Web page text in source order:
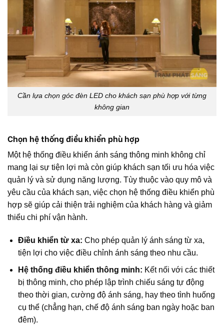
Cần lựa chọn góc đèn LED cho khách sạn phù hợp với từng
không gian
Chọn hệ thống điều khiển phù hợp
Một hệ thống điều khiển ánh sáng thông minh không chỉ
mang lại sự tiện lợi mà còn giúp khách sạn tối ưu hóa việc
quản lý và sử dụng năng lượng. Tùy thuộc vào quy mô và
yêu cầu của khách sạn, việc chọn hệ thống điều khiển phù
hợp sẽ giúp cải thiện trải nghiệm của khách hàng và giảm
thiểu chi phí vận hành.
Điều khiển từ xa: Cho phép quản lý ánh sáng từ xa,
tiện lợi cho việc điều chỉnh ánh sáng theo nhu cầu.
Hệ thống điều khiển thông minh: Kết nối với các thiết
bị thông minh, cho phép lập trình chiếu sáng tự động
theo thời gian, cường độ ánh sáng, hay theo tình huống
cụ thể (chẳng hạn, chế độ ánh sáng ban ngày hoặc ban
đêm).